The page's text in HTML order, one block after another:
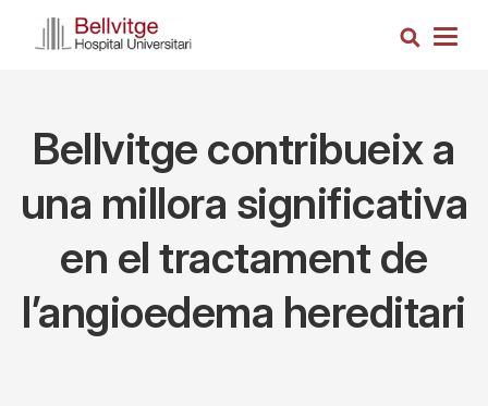
Search
Bellvitge contribueix a
una millora significativa
en el tractament de
l’angioedema hereditari